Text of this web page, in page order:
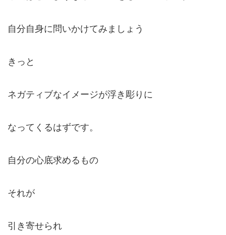
自分自身に問いかけてみましょう
きっと
ネガティブなイメージが浮き彫りに
なってくるはずです。
自分の心底求めるもの
それが
引き寄せられ